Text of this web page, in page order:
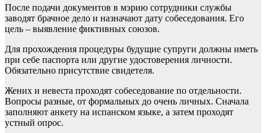
После подачи документов в мэрию сотрудники службы
заводят брачное дело и назначают дату собеседования. Его
цель – выявление фиктивных союзов.
Для прохождения процедуры будущие супруги должны иметь
при себе паспорта или другие удостоверения личности.
Обязательно присутствие свидетеля.
Жених и невеста проходят собеседование по отдельности.
Вопросы разные, от формальных до очень личных. Сначала
заполняют анкету на испанском языке, а затем проходят
устный опрос.